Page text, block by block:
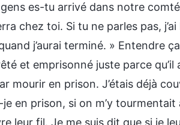
es-tu arrivé dans notre
chez toi. Si tu ne parles pas,
j’aurai terminé. » Entendre ça
et emprisonné juste parce
mourir en prison. J’étais déjà
en prison, si on m’y
leur fil. Je me suis dit que si je